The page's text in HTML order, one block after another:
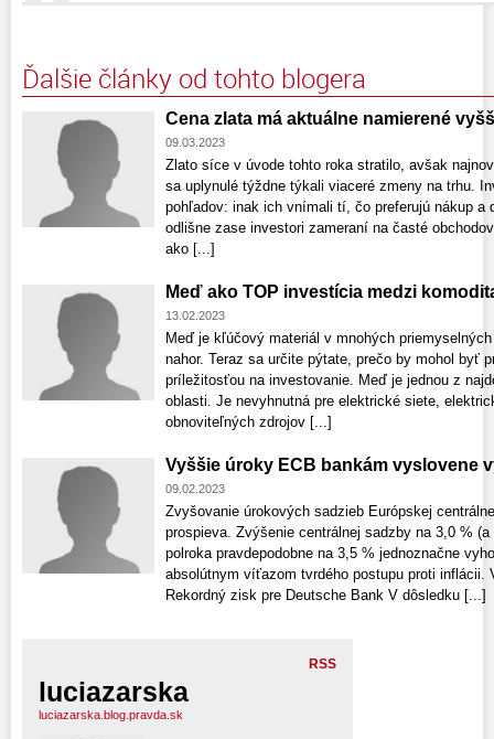
Ďalšie články od tohto blogera
Cena zlata má aktuálne namierené
09.03.2023
Zlato síce v úvode tohto roka stratilo, avšak
sa uplynulé týždne týkali viaceré zmeny na trhu.
pohľadov: inak ich vnímali tí, čo preferujú nákup a
odlišne zase investori zameraní na časté
ako [...]
Meď ako TOP investícia medzi
13.02.2023
Meď je kľúčový materiál v mnohých
nahor. Teraz sa určite pýtate, prečo by mohol byť
príležitosťou na investovanie. Meď je jednou z
oblasti. Je nevyhnutná pre elektrické siete,
obnoviteľných zdrojov [...]
Vyššie úroky ECB bankám vyslovene
09.02.2023
Zvyšovanie úrokových sadzieb Európskej
prospieva. Zvýšenie centrálnej sadzby na 3,0 %
polroka pravdepodobne na 3,5 % jednoznačne
absolútnym víťazom tvrdého postupu proti inflácii.
Rekordný zisk pre Deutsche Bank V dôsledku [...]
RSS
luciazarska
luciazarska.blog.pravda.sk